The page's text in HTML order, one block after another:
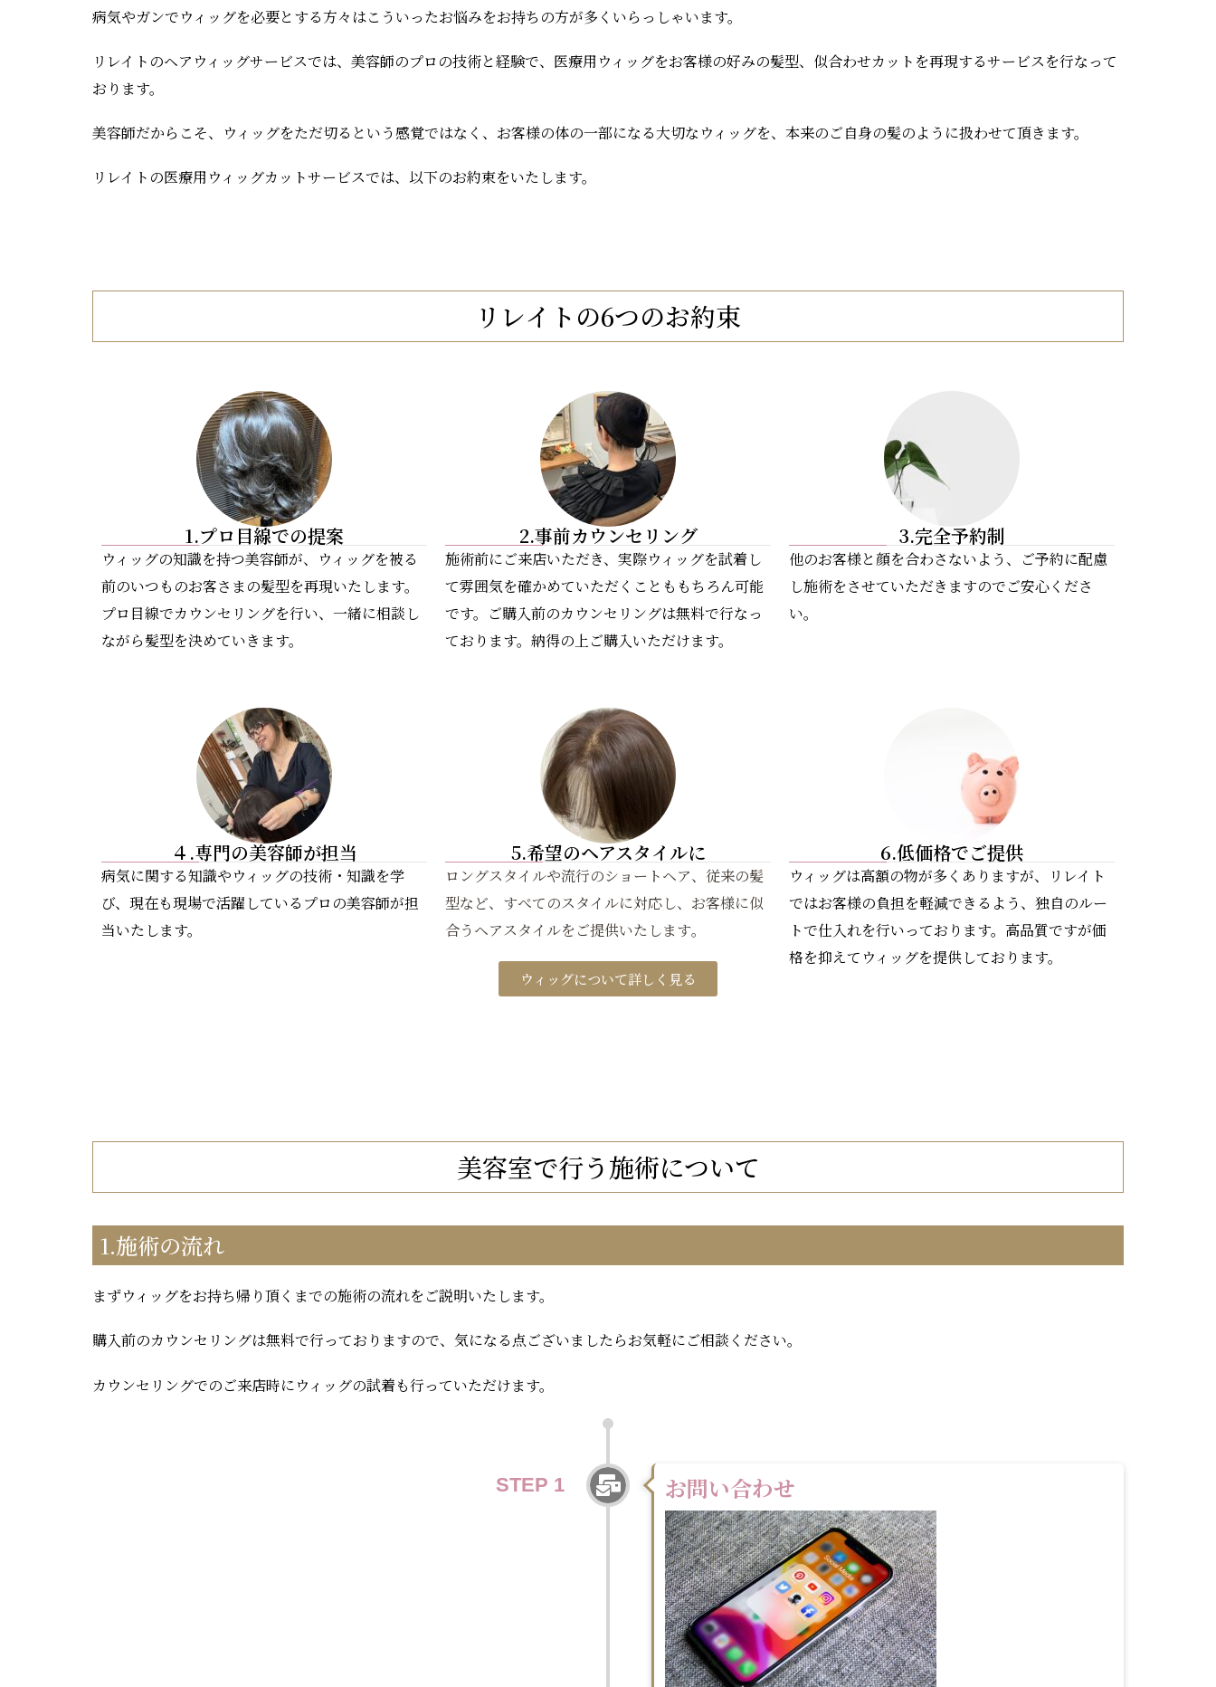
病気やガンでウィッグを必要とする方々はこういったお悩みをお持ちの方が多くいらっしゃいます。
リレイトのヘアウィッグサービスでは、美容師のプロの技術と経験で、医療用ウィッグをお客様の好みの髪型、似合わせカットを再現するサービスを行なって
おります。
美容師だからこそ、ウィッグをただ切るという感覚ではなく、お客様の体の一部になる大切なウィッグを、本来のご自身の髪のように扱わせて頂きます。
リレイトの医療用ウィッグカットサービスでは、以下のお約束をいたします。
リレイトの6つのお約束
1.プロ目線での提案
ウィッグの知識を持つ美容師が、ウィッグを被る
前のいつものお客さまの髪型を再現いたします。
プロ目線でカウンセリングを行い、一緒に相談し
ながら髪型を決めていきます。
2.事前カウンセリング
施術前にご来店いただき、実際ウィッグを試着し
て雰囲気を確かめていただくことももちろん可能
です。ご購入前のカウンセリングは無料で行なっ
ております。納得の上ご購入いただけます。
3.完全予約制
他のお客様と顔を合わさないよう、ご予約に配慮
し施術をさせていただきますのでご安心くださ
い。
４.専門の美容師が担当
病気に関する知識やウィッグの技術・知識を学
び、現在も現場で活躍しているプロの美容師が担
当いたします。
5.希望のヘアスタイルに
ロングスタイルや流行のショートヘア、従来の髪
型など、すべてのスタイルに対応し、お客様に似
合うヘアスタイルをご提供いたします。
ウィッグについて詳しく見る
6.低価格でご提供
ウィッグは高額の物が多くありますが、リレイト
ではお客様の負担を軽減できるよう、独自のルー
トで仕入れを行いっております。高品質ですが価
格を抑えてウィッグを提供しております。
美容室で行う施術について
1.施術の流れ
まずウィッグをお持ち帰り頂くまでの施術の流れをご説明いたします。
購入前のカウンセリングは無料で行っておりますので、気になる点ございましたらお気軽にご相談ください。
カウンセリングでのご来店時にウィッグの試着も行っていただけます。
STEP 1 お問い合わせ